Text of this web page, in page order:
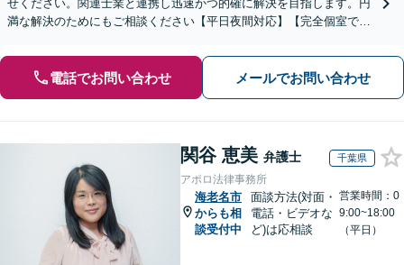
せください。関連士業と連携し迅速かつ的確に解決を目指します。円
満な解決のためにもご相談ください【平日夜間対応】【完全個室で対
電話でお問い合わせ メールでお問い合わせ
関谷 恵美 弁護士 千葉県
アポロ法律事務所
海老名市
からも相
談受付中
面談方法(対面・
電話・ビデオな
ど)は応相談
営業時間：0
9:00~18:00
（平日）